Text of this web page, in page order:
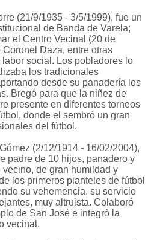
(21/9/1935 - 3/5/1999), fue un
de Banda de Varela;
el Centro Vecinal (20 de
Daza, entre otras
social. Los pobladores lo
los tradicionales
desde su panadería los
Bregó para que la niñez de
presente en diferentes torneos
donde el sembró un gran
del fútbol.
(2/12/1914 - 16/02/2004),
padre de 10 hijos, panadero y
de gran humildad y
los primeros planteles de fútbol
su vehemencia, su servicio
muy altruista. Colaboró
de San José e integró la
vecinal.